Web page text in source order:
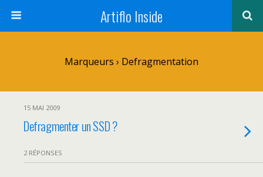
Artiflo Inside
Marqueurs › Defragmentation
15 MAI 2009
Defragmenter un SSD ?
2 RÉPONSES